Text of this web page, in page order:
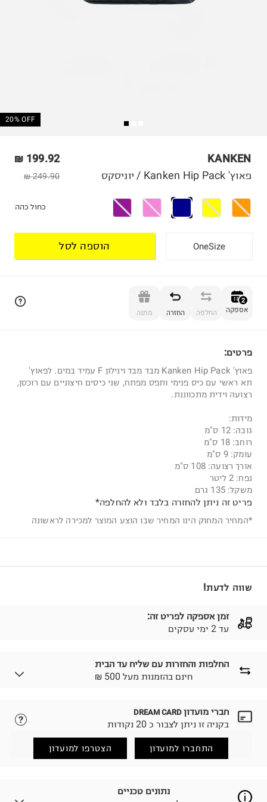
20% OFF
KANKEN
199.92 ₪
249.90 ₪ פאוץ' Kanken Hip Pack / יוניסקס
כחול כהה
OneSize הוספה לסל
2
אספקה החלפה החזרה מתנה
פרטים:
פאוץ' Kanken Hip Pack מבד מבד וינילון F עמיד במים. לפאוץ'
תא ראשי עם כיס פנימי ותפס מפתח, שני כיסים חיצוניים עם רוכסן,
רצועה וידית מתכווננת.
מידות:
גובה: 12 ס"מ
רוחב: 18 ס"מ
עומק: 9 ס"מ
אורך רצועה: 108 ס"מ
נפח: 2 ליטר
משקל: 135 גרם
פריט זה ניתן להחזרה בלבד ולא להחלפה*
*המחיר המחוק הינו המחיר שבו הוצע המוצר למכירה לראשונה
שווה לדעת!
זמן אספקה לפריט זה:
עד 2 ימי עסקים
החלפות והחזרות עם שליח עד הבית
₪ חינם בהזמנות מעל 500
לבחירת בשיטת המשלוח המתאימה לכם,
הזמנתם והתחרטתם?
(במקום ב-19.9 ₪) לזמן מוגבל! חינם בהזמנות מעל 500 ₪.
למידע נא ללחוץ כאן
.
חברי מועדון DREAM CARD
בקניה זו ניתן לצבור כ 20 נקודות
התחברו למועדון הצטרפו למועדון
נתונים טכניים